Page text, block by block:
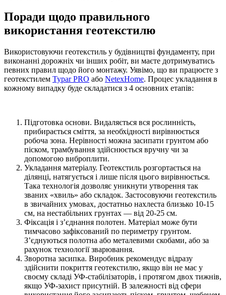
Поради щодо правильного
використання геотекстилю
Використовуючи геотекстиль у будівництві фундаменту, при
виконанні дорожніх чи інших робіт, ви маєте дотримуватись
певних правил щодо його монтажу. Уявімо, що ви працюєте з
геотекстилем Typar PRO або NetexHome. Процес укладання в
кожному випадку буде складатися з 4 основних етапів:
Підготовка основи. Видаляється вся рослинність,
прибирається сміття, за необхідності вирівнюється
робоча зона. Нерівності можна засипати грунтом або
піском, трамбування здійснюється вручну чи за
допомогою виброплити.
Укладання матеріалу. Геотекстиль розгортається на
ділянці, натягується і лише після цього вирівнюється.
Така технологія дозволяє уникнути утворення так
званих «хвиль» або складок. Застосовуючи геотекстиль
в звичайних умовах, достатньо нахлеста близько 10-15
см, на нестабільних грунтах — від 20-25 см.
Фіксація і з’єднання полотен. Матеріал може бути
тимчасово зафіксований по периметру грунтом.
З’єднуються полотна або металевими скобами, або за
рахунок технології зварювання.
Зворотна засипка. Виробник рекомендує відразу
здійснити покриття геотекстилю, якщо він не має у
своєму складі УФ-стабілізаторів, і протягом двох тижнів,
якщо УФ-захист присутній. В залежності від сфери